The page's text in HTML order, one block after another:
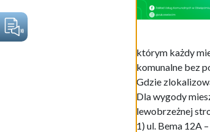
którym każdy
komunalne bez
Gdzie
Dla wygody
lewobrzeżnej
1) ul. Bema 12A